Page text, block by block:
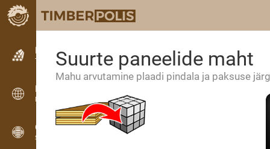
Kuulutused
Tekstkuulutused
Kuulutused
Rahvusvahelised kuulutused
OPTI-TIMB
Saekavad
Suurte paneelide maht
Mahu arvutamine plaadi pindala ja paksuse